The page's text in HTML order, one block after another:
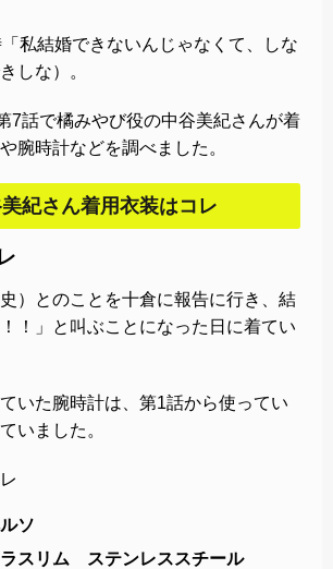
私結婚できないんじゃなくて、しな
しな）。
7話で橘みやび役の中谷美紀さんが着
腕時計などを調べました。
紀さん着用衣装はコレ
）とのことを十倉に報告に行き、結
！」と叫ぶことになった日に着てい
いた腕時計は、第1話から使ってい
いました。
ソ
ラスリム ステンレススチール